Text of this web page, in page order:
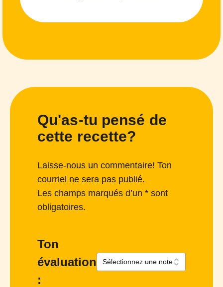
Qu'as-tu pensé de
cette recette?
Laisse-nous un commentaire! Ton
courriel ne sera pas publié.
Les champs marqués d’un * sont
obligatoires.
Ton
évaluation
: